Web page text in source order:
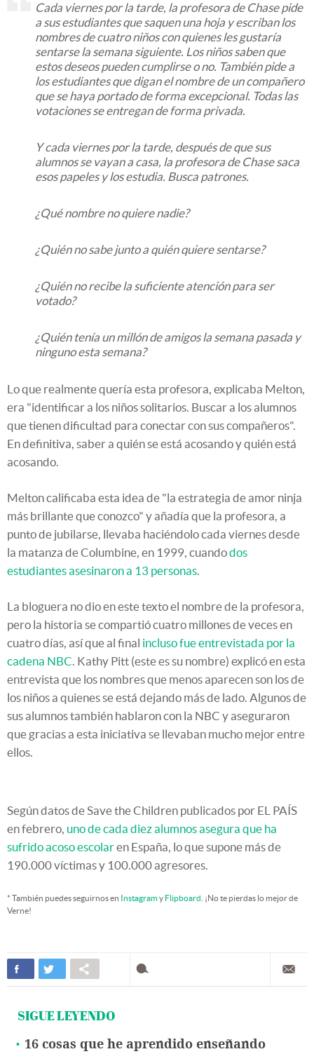
Cada viernes por la tarde, la profesora de Chase pide
a sus estudiantes que saquen una hoja y escriban los
nombres de cuatro niños con quienes les gustaría
sentarse la semana siguiente. Los niños saben que
estos deseos pueden cumplirse o no. También pide a
los estudiantes que digan el nombre de un compañero
que se haya portado de forma excepcional. Todas las
votaciones se entregan de forma privada.
Y cada viernes por la tarde, después de que sus
alumnos se vayan a casa, la profesora de Chase saca
esos papeles y los estudia. Busca patrones.
¿Qué nombre no quiere nadie?
¿Quién no sabe junto a quién quiere sentarse?
¿Quién no recibe la suficiente atención para ser
votado?
¿Quién tenía un millón de amigos la semana pasada y
ninguno esta semana?
Lo que realmente quería esta profesora, explicaba Melton,
era "identificar a los niños solitarios. Buscar a los alumnos
que tienen dificultad para conectar con sus compañeros".
En definitiva, saber a quién se está acosando y quién está
acosando.
Melton calificaba esta idea de "la estrategia de amor ninja
más brillante que conozco" y añadía que la profesora, a
punto de jubilarse, llevaba haciéndolo cada viernes desde
la matanza de Columbine, en 1999, cuandodos
estudiantes asesinaron a 13 personas.
La bloguera no dio en este texto el nombre de la profesora,
pero la historia se compartió cuatro millones de veces en
cuatro días, así que al final incluso fue entrevistada por la
cadena NBC. Kathy Pitt (este es su nombre) explicó en esta
entrevista que los nombres que menos aparecen son los de
los niños a quienes se está dejando más de lado. Algunos de
sus alumnos también hablaron con la NBC y aseguraron
que gracias a esta iniciativa se llevaban mucho mejor entre
ellos.
Según datos de Save the Children publicados por EL PAÍS
en febrero, uno de cada diez alumnos asegura que ha
sufrido acoso escolaren España, lo que supone más de
190.000 víctimas y 100.000 agresores.
* También puedes seguirnos en Instagramy Flipboard . ¡No te pierdas lo mejor de
Verne!
SIGUE LEYENDO
16 cosas que he aprendido enseñando